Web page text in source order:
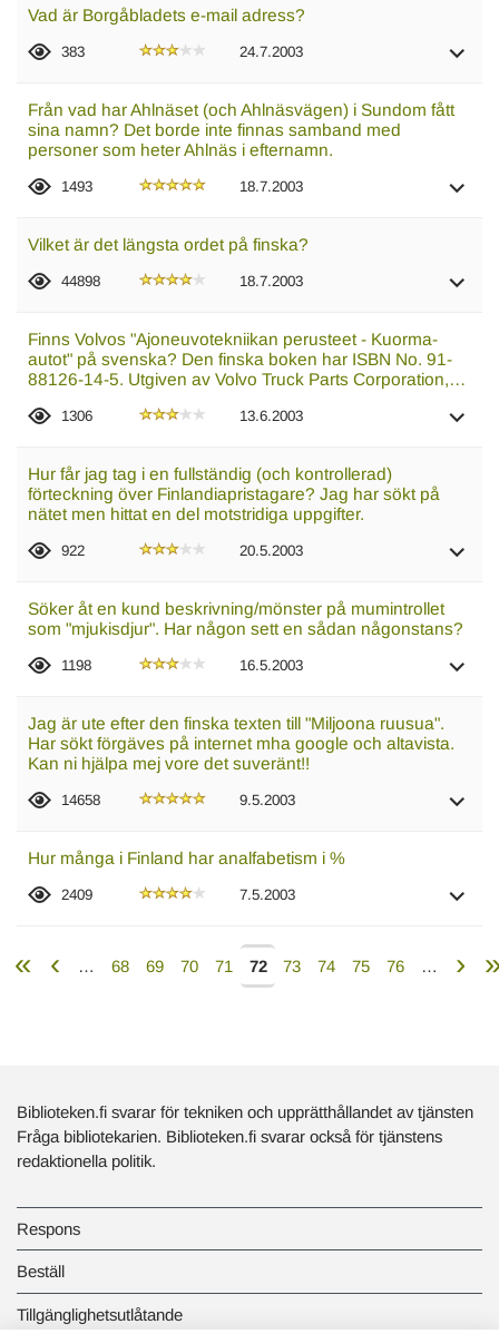
Vad är Borgåbladets e-mail adress?
383 24.7.2003
Från vad har Ahlnäset (och Ahlnäsvägen) i Sundom fått
sina namn? Det borde inte finnas samband med
personer som heter Ahlnäs i efternamn.
1493 18.7.2003
Vilket är det längsta ordet på finska?
44898 18.7.2003
Finns Volvos "Ajoneuvotekniikan perusteet - Kuorma-
autot" på svenska? Den finska boken har ISBN No. 91-
88126-14-5. Utgiven av Volvo Truck Parts Corporation,…
1306 13.6.2003
Hur får jag tag i en fullständig (och kontrollerad)
förteckning över Finlandiapristagare? Jag har sökt på
nätet men hittat en del motstridiga uppgifter.
922 20.5.2003
Söker åt en kund beskrivning/mönster på mumintrollet
som "mjukisdjur". Har någon sett en sådan någonstans?
1198 16.5.2003
Jag är ute efter den finska texten till "Miljoona ruusua".
Har sökt förgäves på internet mha google och altavista.
Kan ni hjälpa mej vore det suveränt!!
14658 9.5.2003
Hur många i Finland har analfabetism i %
2409 7.5.2003
Paginering
Första
sida
« Föregående
sida
‹ … Sida
68 Sida
69 Sida
70 Sida
71
Nuvarande
sida
72 Sida
73 Sida
74 Sida
75 Sida
76 … ›
Biblioteken.fi svarar för tekniken och upprätthållandet av tjänsten
Fråga bibliotekarien. Biblioteken.fi svarar också för tjänstens
redaktionella politik.
Respons
Beställ
Tillgänglighetsutlåtande